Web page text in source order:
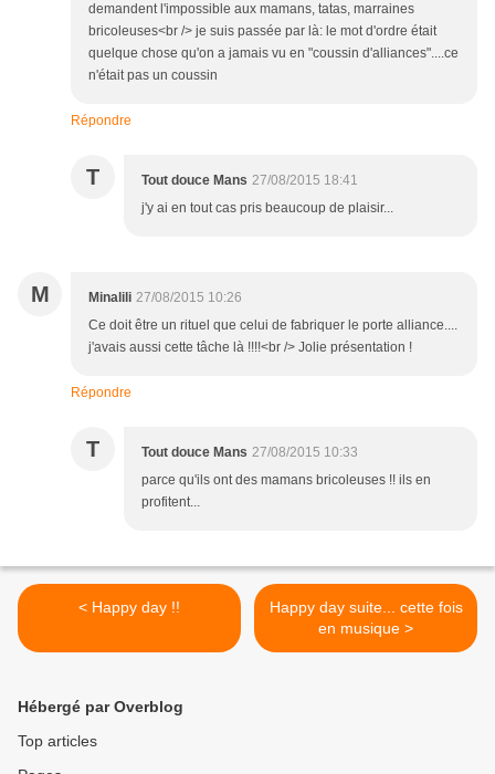
demandent l'impossible aux mamans, tatas, marraines
bricoleuses<br /> je suis passée par là: le mot d'ordre était
quelque chose qu'on a jamais vu en "coussin d'alliances"....ce
n'était pas un coussin
Répondre
T Tout douce Mans 27/08/2015 18:41
j'y ai en tout cas pris beaucoup de plaisir...
M Minalili 27/08/2015 10:26
Ce doit être un rituel que celui de fabriquer le porte alliance....
j'avais aussi cette tâche là !!!!<br /> Jolie présentation !
Répondre
T Tout douce Mans 27/08/2015 10:33
parce qu'ils ont des mamans bricoleuses !! ils en
profitent...
< Happy day !!
Happy day suite... cette fois
en musique >
Hébergé par Overblog
Top articles